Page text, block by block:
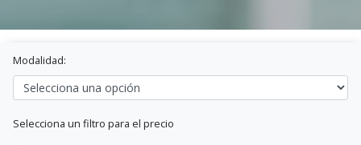
Modalidad:
Selecciona un filtro para el precio